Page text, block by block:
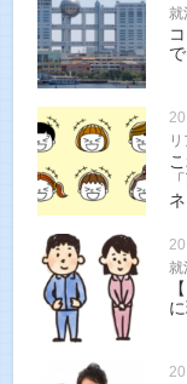
就
で
就